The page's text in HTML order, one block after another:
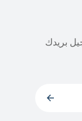
بريدك